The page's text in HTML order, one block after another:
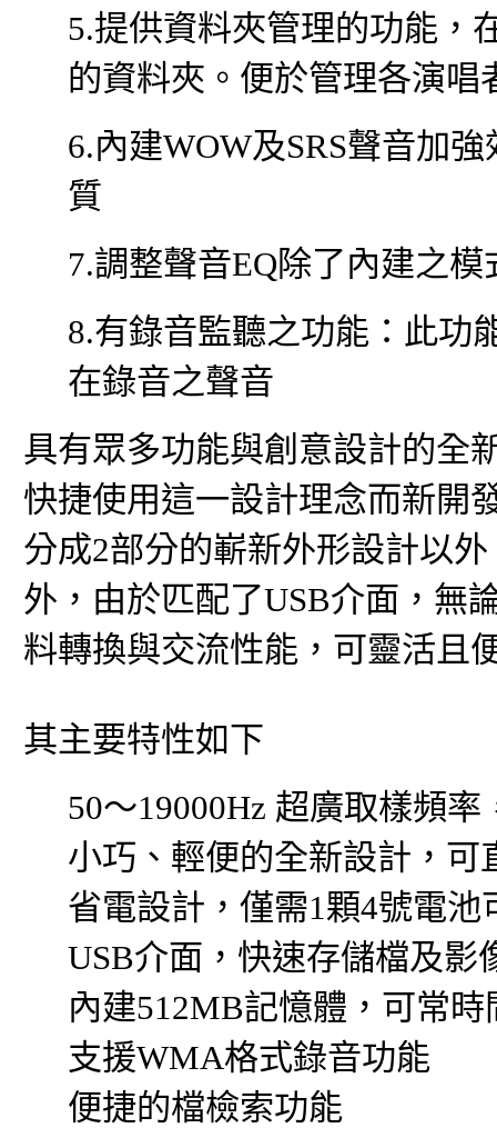
5.提供資料夾管理的功能，
的資料夾。便於管理各演唱
6.內建WOW及SRS聲音加
質
7.調整聲音EQ除了內建之
8.有錄音監聽之功能：此功
在錄音之聲音
具有眾多功能與創意設計的全
快捷使用這一設計理念而新開
分成2部分的嶄新外形設計以
外，由於匹配了USB介面，無
料轉換與交流性能，可靈活且
其主要特性如下
50～19000Hz 超廣取樣頻
小巧、輕便的全新設計，可
省電設計，僅需1顆4號電池
USB介面，快速存儲檔及影
內建512MB記憶體，可常
支援WMA格式錄音功能
便捷的檔檢索功能